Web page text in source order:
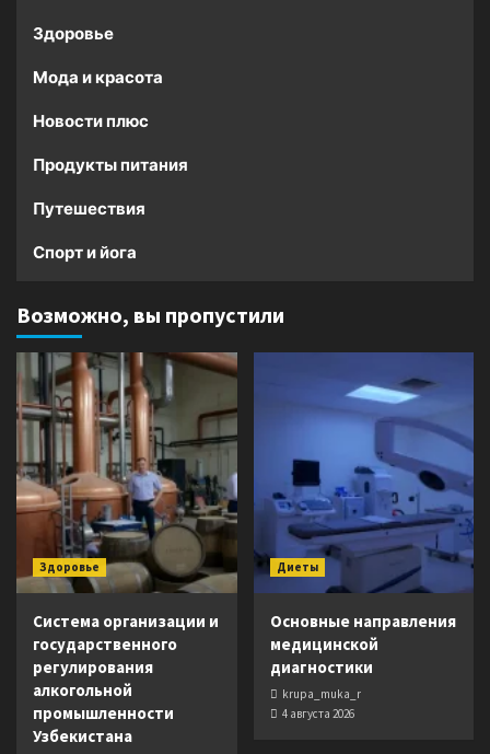
Здоровье
Мода и красота
Новости плюс
Продукты питания
Путешествия
Спорт и йога
Возможно, вы пропустили
Здоровье
Система организации и
государственного
регулирования
алкогольной
промышленности
Узбекистана
Диеты
Основные направления
медицинской
диагностики
krupa_muka_r
4 августа 2026